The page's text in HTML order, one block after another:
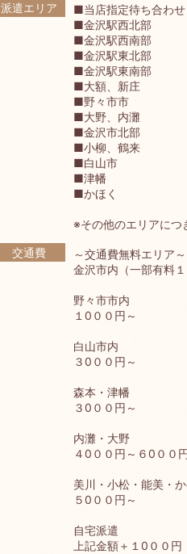
派遣エリア
■当店指定待ち合わせ
■金沢駅西北部
■金沢駅西南部
■金沢駅東北部
■金沢駅東南部
■大額、新庄
■野々市市
■大野、内灘
■金沢市北部
■小柳、鶴来
■白山市
■津幡
■かほく
※その他のエリアにつ
交通費
～交通費無料エリア～
金沢市内（一部有料１
野々市市内
１0００円～
白山市内
３0００円～
森本・津幡
３0００円～
内灘・大野
４0００円～６0００
美川・小松・能美・か
５0００円～
自宅派遣
上記金額＋１0００円